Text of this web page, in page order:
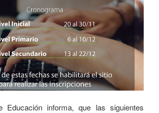
Educación informa, que las siguientes